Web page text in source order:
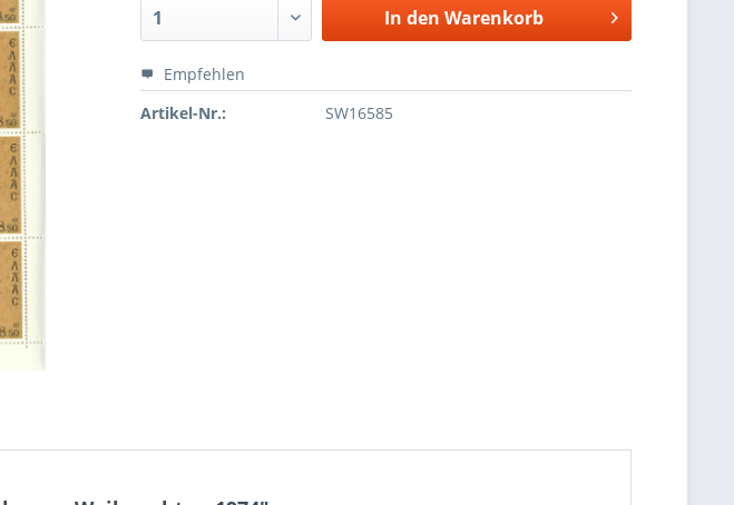
In den Warenkorb
Empfehlen
Artikel-Nr.:
SW16585